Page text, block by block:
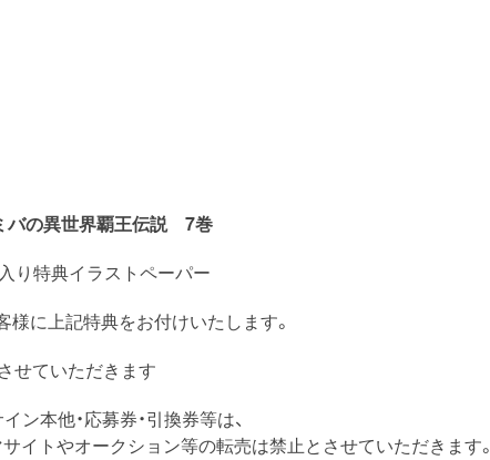
バの異世界覇王伝説 7巻
り特典イラストペーパー
に上記特典をお付けいたします。
せていただきます
ン本他・応募券・引換券等は、
イトやオークション等の転売は禁止とさせていただきます。